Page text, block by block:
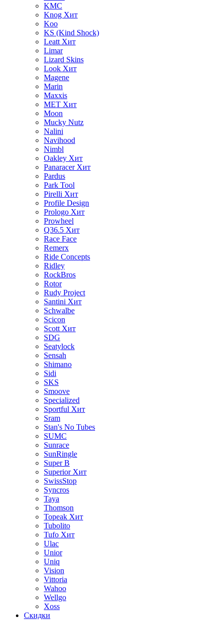
KMC
Knog Хит
Koo
KS (Kind Shock)
Leatt Хит
Limar
Lizard Skins
Look Хит
Magene
Marin
Maxxis
MET Хит
Moon
Mucky Nutz
Nalini
Navihood
Nimbl
Oakley Хит
Panaracer Хит
Pardus
Park Tool
Pirelli Хит
Profile Design
Prologo Хит
Prowheel
Q36.5 Хит
Race Face
Remerx
Ride Concepts
Ridley
RockBros
Rotor
Rudy Project
Santini Хит
Schwalbe
Scicon
Scott Хит
SDG
Seatylock
Sensah
Shimano
Sidi
SKS
Smoove
Specialized
Sportful Хит
Sram
Stan's No Tubes
SUMC
Sunrace
SunRingle
Super B
Superior Хит
SwissStop
Syncros
Taya
Thomson
Topeak Хит
Tubolito
Tufo Хит
Ulac
Unior
Uniq
Vision
Vittoria
Wahoo
Wellgo
Xoss
Скидки